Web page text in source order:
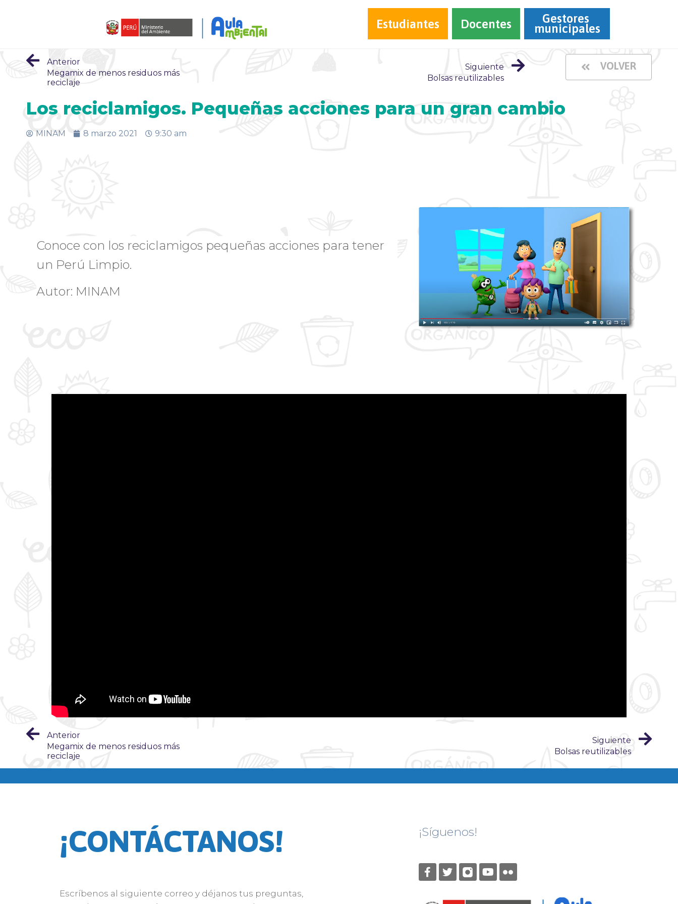
Estudiantes Docentes Gestores
municipales
Anterior
Megamix de menos residuos más
reciclaje
Siguiente
Bolsas reutilizables
VOLVER
Los reciclamigos. Pequeñas acciones para un gran cambio
MINAM 8 marzo 2021 9:30 am
Conoce con los reciclamigos pequeñas acciones para tener
un Perú Limpio.
Autor: MINAM
Anterior
Megamix de menos residuos más
reciclaje
Siguiente
Bolsas reutilizables
¡CONTÁCTANOS!
Escríbenos al siguiente correo y déjanos tus preguntas,
¡Síguenos!